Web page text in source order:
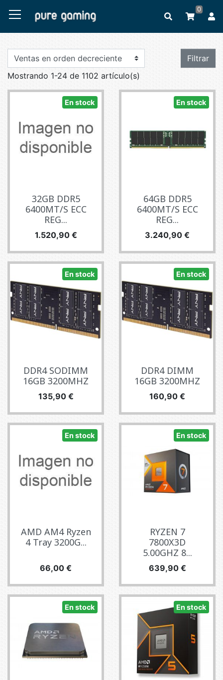
0
Filtrar
Mostrando 1-24 de 1102 artículo(s)
En stock
32GB DDR5
6400MT/S ECC
REG...
Precio
1.520,90 €
En stock
64GB DDR5
6400MT/S ECC
REG...
Precio
3.240,90 €
En stock
DDR4 SODIMM
16GB 3200MHZ
Precio
135,90 €
En stock
DDR4 DIMM
16GB 3200MHZ
Precio
160,90 €
En stock
AMD AM4 Ryzen
4 Tray 3200G...
Precio
66,00 €
En stock
RYZEN 7
7800X3D
5.00GHZ 8...
Precio
639,90 €
En stock En stock